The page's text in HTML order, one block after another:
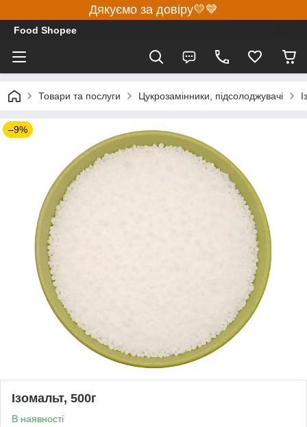
Дякуємо за довіру💛💙
Food Shopee
Товари та послуги Цукрозамінники, підсолоджувачі
–9%
Ізомальт, 500г
В наявності